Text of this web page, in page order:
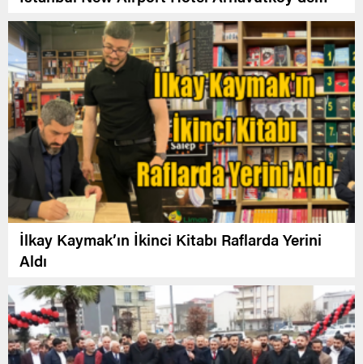
Açıldı
İlkay Kaymak’ın İkinci Kitabı Raflarda Yerini
Aldı